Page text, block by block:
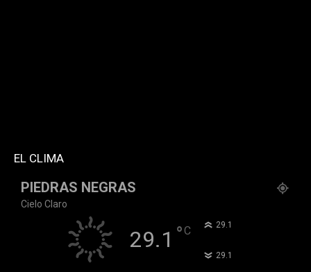
EL CLIMA
PIEDRAS NEGRAS
Cielo Claro
29.1 °C 29.1
29.1